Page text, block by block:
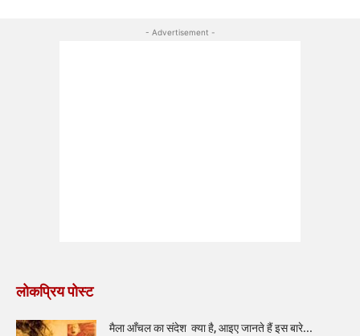
- Advertisement -
लोकप्रिय पोस्ट
मैला आँचल का संदेश क्या है, आइए जानते हैं इस बारे...